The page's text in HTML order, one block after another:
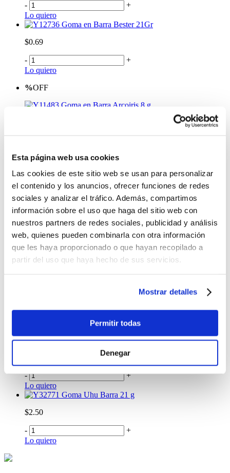
Esta página web usa cookies
Las cookies de este sitio web se usan para personalizar
el contenido y los anuncios, ofrecer funciones de redes
sociales y analizar el tráfico. Además, compartimos
información sobre el uso que haga del sitio web con
nuestros partners de redes sociales, publicidad y análisis
web, quienes pueden combinarla con otra información
que les haya proporcionado o que hayan recopilado a
partir del uso que haya hecho de sus servicios.
Mostrar detalles
Permitir todas
Denegar
-
+
Lo quiero
Goma en Barra Bester 21Gr
$0.69
-
+
Lo quiero
%OFF
Goma en Barra Arcoiris 8 g
-
Glue Roller Permanente
-
+
Lo quiero
Goma Uhu Super Glue 3 Gr.
$0.99
+
Goma Uhu Barra 40 g
-
+
Lo quiero
Goma Uhu Barra 21 g
$2.50
-
+
Lo quiero